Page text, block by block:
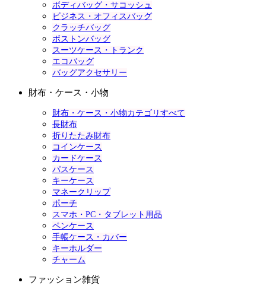
ボディバッグ・サコッシュ
ビジネス・オフィスバッグ
クラッチバッグ
ボストンバッグ
スーツケース・トランク
エコバッグ
バッグアクセサリー
財布・ケース・小物
財布・ケース・小物カテゴリすべて
長財布
折りたたみ財布
コインケース
カードケース
パスケース
キーケース
マネークリップ
ポーチ
スマホ・PC・タブレット用品
ペンケース
手帳ケース・カバー
キーホルダー
チャーム
ファッション雑貨